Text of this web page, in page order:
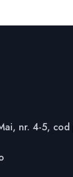
nr. 4-5,